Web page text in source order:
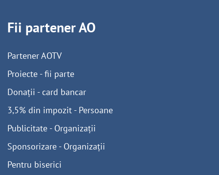
Fii partener AO
Partener AOTV
Proiecte - fii parte
Donații - card bancar
3,5% din impozit - Persoane
Publicitate - Organizații
Sponsorizare - Organizații
Pentru biserici